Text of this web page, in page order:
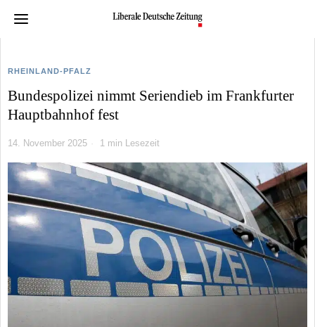
RHEINLAND-PFALZ
Bundespolizei nimmt Seriendieb im Frankfurter
Hauptbahnhof fest
14. November 2025 1 min Lesezeit